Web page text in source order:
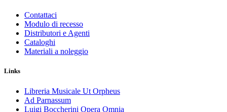
Contattaci
Modulo di recesso
Distributori e Agenti
Cataloghi
Materiali a noleggio
Links
Libreria Musicale Ut Orpheus
Ad Parnassum
Luigi Boccherini Opera Omnia